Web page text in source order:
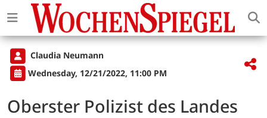
Claudia Neumann
Wednesday, 12/21/2022, 11:00 PM
Oberster Polizist des Landes